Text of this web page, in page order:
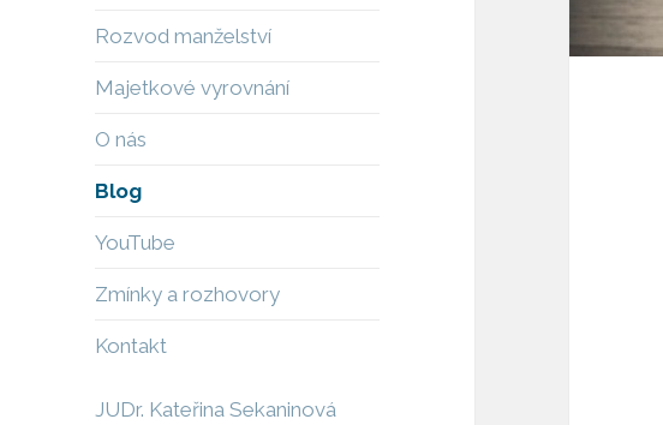
Rozvod manželství
Majetkové vyrovnání
O nás
Blog
YouTube
Zmínky a rozhovory
Kontakt
JUDr. Kateřina Sekaninová